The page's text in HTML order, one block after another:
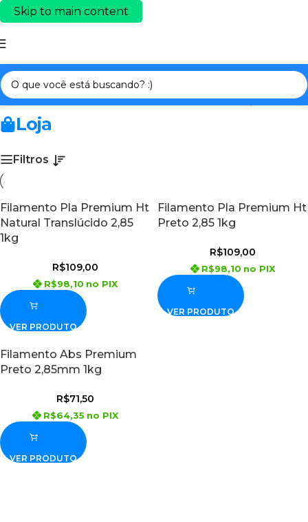
Skip to main content
Início/FILAMENTOS 3D PRIME/FILAMENTO 2,85 mm
Loja
Filtros
Filamento Pla Premium Ht
Natural Translúcido 2,85
1kg
R$109,00
R$98,10 no PIX
VER PRODUTO
Filamento Pla Premium Ht
Preto 2,85 1kg
R$109,00
R$98,10 no PIX
VER PRODUTO
Filamento Abs Premium
Preto 2,85mm 1kg
R$71,50
R$64,35 no PIX
VER PRODUTO